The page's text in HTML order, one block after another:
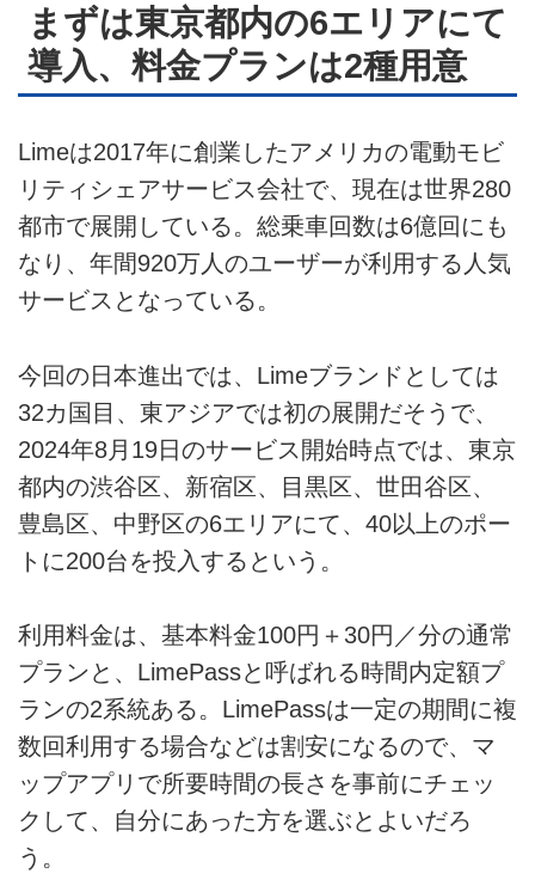
ライター名簿
お問い合せ
まずは東京都内の6エリアにて
導入、料金プランは2種用意
Limeは2017年に創業したアメリカの電動モビ
リティシェアサービス会社で、現在は世界280
都市で展開している。総乗車回数は6億回にも
なり、年間920万人のユーザーが利用する人気
サービスとなっている。
今回の日本進出では、Limeブランドとしては
32カ国目、東アジアでは初の展開だそうで、
2024年8月19日のサービス開始時点では、東京
都内の渋谷区、新宿区、目黒区、世田谷区、
豊島区、中野区の6エリアにて、40以上のポー
トに200台を投入するという。
利用料金は、基本料金100円＋30円／分の通常
プランと、LimePassと呼ばれる時間内定額プ
ランの2系統ある。LimePassは一定の期間に複
数回利用する場合などは割安になるので、マ
ップアプリで所要時間の長さを事前にチェッ
クして、自分にあった方を選ぶとよいだろ
う。